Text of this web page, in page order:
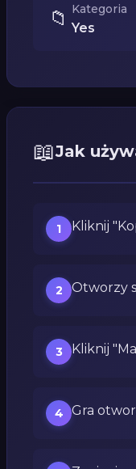
📁 Kategoria
Yes
📖Jak
1 Kliknij
2 Otworzy
3 Kliknij
4 Gra